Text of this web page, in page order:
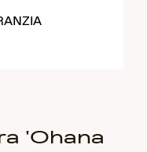
'Ohana